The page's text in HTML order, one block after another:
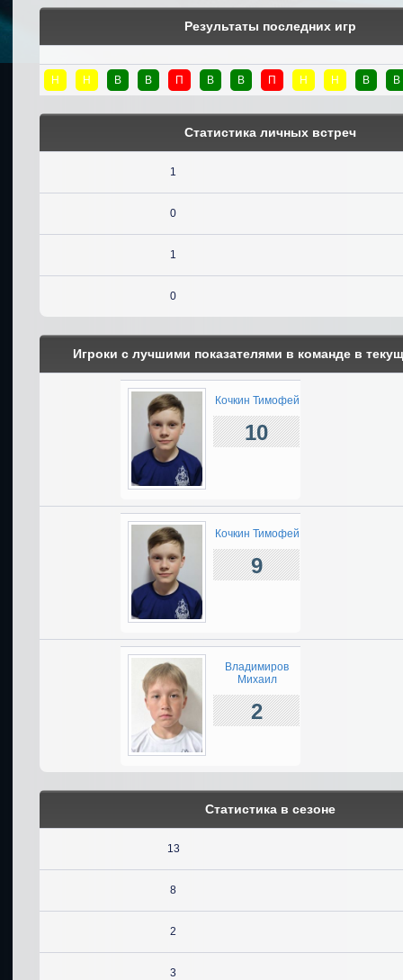
Результаты последних игр
Н Н В В П В В П Н Н В В
Статистика личных встреч
1
0
1
0
Игроки с лучшими показателями в команде в
Кочкин Тимофей
10
Кочкин Тимофей
9
Владимиров
Михаил
2
Статистика в сезоне
13
8
2
3